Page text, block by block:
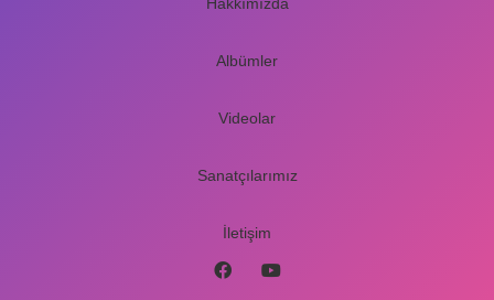
Albümler
Videolar
Sanatçılarımız
İletişim